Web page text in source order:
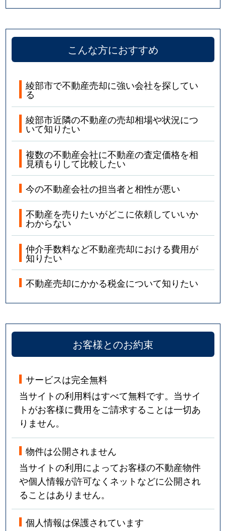
こんな方におすすめ
綾部市で不動産売却に強い会社を探してい
る
綾部市近隣の不動産の売却相場や状況につ
いて知りたい
複数の不動産会社に不動産の査定価格を相
見積もりして比較したい
今の不動産会社の担当者と相性が悪い
不動産を売りたいがどこに依頼していいか
わからない
仲介手数料など不動産売却における費用が
知りたい
不動産売却にかかる税金について知りたい
お客様とのお約束
サービスは完全無料
当サイトの利用料はすべて無料です。当サイ
トがお客様に費用をご請求することは一切あ
りません。
物件は公開されません
当サイトの利用によってお客様の不動産物件
や個人情報が許可なくネットなどに公開され
ることはありません。
個人情報は保護されています